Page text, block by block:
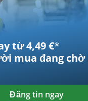
từ 4,49 €*
mua đang chờ
Đăng tin ngay